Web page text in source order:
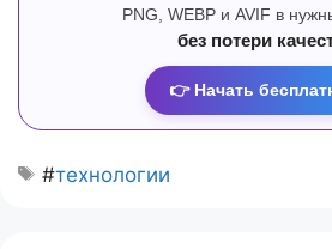
PNG, WEBP и AVIF в
без потери
👉 Начать
#технологии